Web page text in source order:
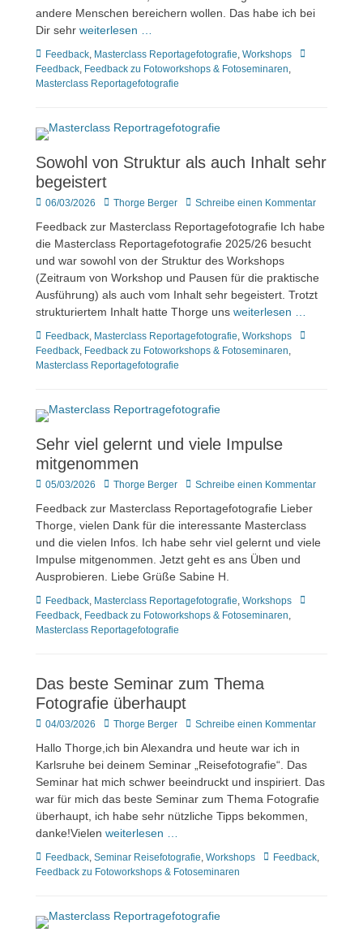
andere Menschen bereichern wollen. Das habe ich bei
Dir sehr weiterlesen …
Kategorien
Feedback, Masterclass Reportagefotografie, Workshops
Tags
Feedback, Feedback zu Fotoworkshops & Fotoseminaren,
Masterclass Reportagefotografie
Sowohl von Struktur als auch Inhalt sehr
begeistert
Veröffentlicht
06/03/2026 Author
Thorge Berger Schreibe einen Kommentar
Feedback zur Masterclass Reportagefotografie Ich habe
die Masterclass Reportagefotografie 2025/26 besucht
und war sowohl von der Struktur des Workshops
(Zeitraum von Workshop und Pausen für die praktische
Ausführung) als auch vom Inhalt sehr begeistert. Trotzt
strukturiertem Inhalt hatte Thorge uns weiterlesen …
Kategorien
Feedback, Masterclass Reportagefotografie, Workshops
Tags
Feedback, Feedback zu Fotoworkshops & Fotoseminaren,
Masterclass Reportagefotografie
Sehr viel gelernt und viele Impulse
mitgenommen
Veröffentlicht
05/03/2026 Author
Thorge Berger Schreibe einen Kommentar
Feedback zur Masterclass Reportagefotografie Lieber
Thorge, vielen Dank für die interessante Masterclass
und die vielen Infos. Ich habe sehr viel gelernt und viele
Impulse mitgenommen. Jetzt geht es ans Üben und
Ausprobieren. Liebe Grüße Sabine H.
Kategorien
Feedback, Masterclass Reportagefotografie, Workshops
Tags
Feedback, Feedback zu Fotoworkshops & Fotoseminaren,
Masterclass Reportagefotografie
Das beste Seminar zum Thema
Fotografie überhaupt
Veröffentlicht
04/03/2026 Author
Thorge Berger Schreibe einen Kommentar
Hallo Thorge,ich bin Alexandra und heute war ich in
Karlsruhe bei deinem Seminar „Reisefotografie“. Das
Seminar hat mich schwer beeindruckt und inspiriert. Das
war für mich das beste Seminar zum Thema Fotografie
überhaupt, ich habe sehr nützliche Tipps bekommen,
danke!Vielen weiterlesen …
Kategorien
Feedback, Seminar Reisefotografie, Workshops TagsFeedback,
Feedback zu Fotoworkshops & Fotoseminaren